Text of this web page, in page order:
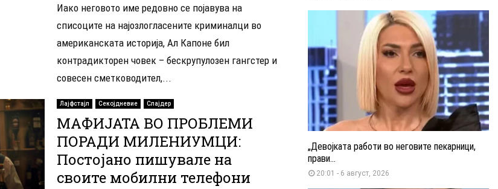
Иако неговото име редовно се појавува на
списоците на најозлогласените криминалци во
американската историја, Ал Капоне бил
контрадикторен човек – бескрупулозен гангстер и
совесен сметководител,...
Лајфстајл Секојдневие Слајдер
МАФИЈАТА ВО ПРОБЛЕМИ
ПОРАДИ МИЛЕНИУМЦИ:
Постојано пишувале на
своите мобилни телефони
„Девојката работи во неговите пекарници,
прави...
20:01 - 6 август, 2026